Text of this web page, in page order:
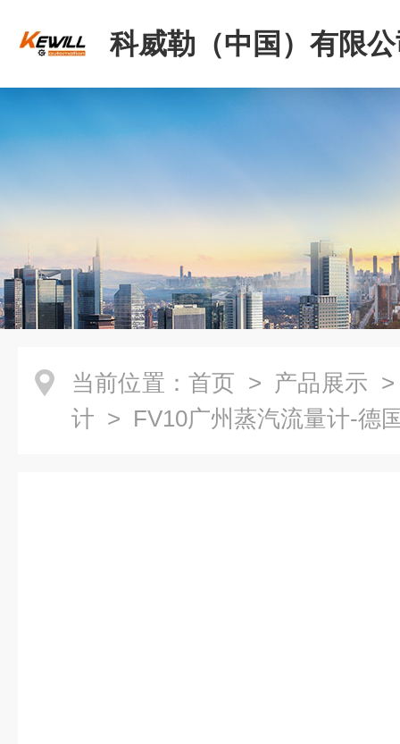
科威勒（中国）有限
当前位置： 首页 > 产品展示
计 > FV10广州蒸汽流量计-德